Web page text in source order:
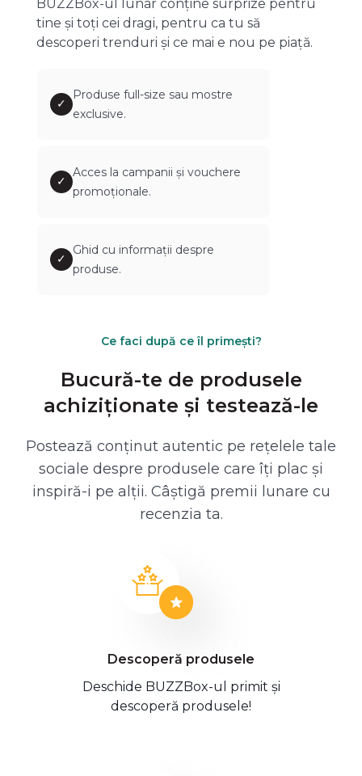
BUZZBox-ul lunar conține surprize pentru
tine și toți cei dragi, pentru ca tu să
descoperi trenduri și ce mai e nou pe piață.
✓
Produse full-size sau mostre
exclusive.
✓
Acces la campanii și vouchere
promoționale.
✓
Ghid cu informații despre
produse.
Ce faci după ce îl primești?
Bucură-te de produsele
achiziționate și testează-le
Postează conținut autentic pe rețelele tale
sociale despre produsele care îți plac și
inspiră-i pe alții. Câștigă premii lunare cu
recenzia ta.
Descoperă produsele
Deschide BUZZBox-ul primit și
descoperă produsele!